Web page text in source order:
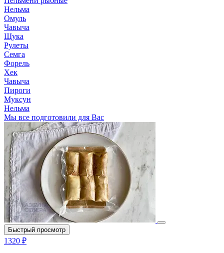
Нельма
Омуль
Чавыча
Щука
Рулеты
Семга
Форель
Хек
Чавыча
Пироги
Муксун
Нельма
Мы все подготовили для Вас
Быстрый просмотр
1320 ₽